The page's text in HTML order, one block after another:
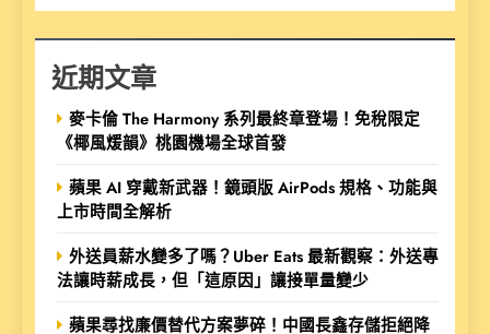
近期文章
麥卡倫 The Harmony 系列最終章登場！免稅限定
《椰風煖韻》桃園機場全球首發
蘋果 AI 穿戴新武器！鏡頭版 AirPods 規格、功能與
上市時間全解析
外送員薪水變多了嗎？Uber Eats 最新觀察：外送專
法讓時薪成長，但「這原因」讓接單量變少
蘋果尋找廉價替代方案夢碎！中國長鑫存儲拒絕降